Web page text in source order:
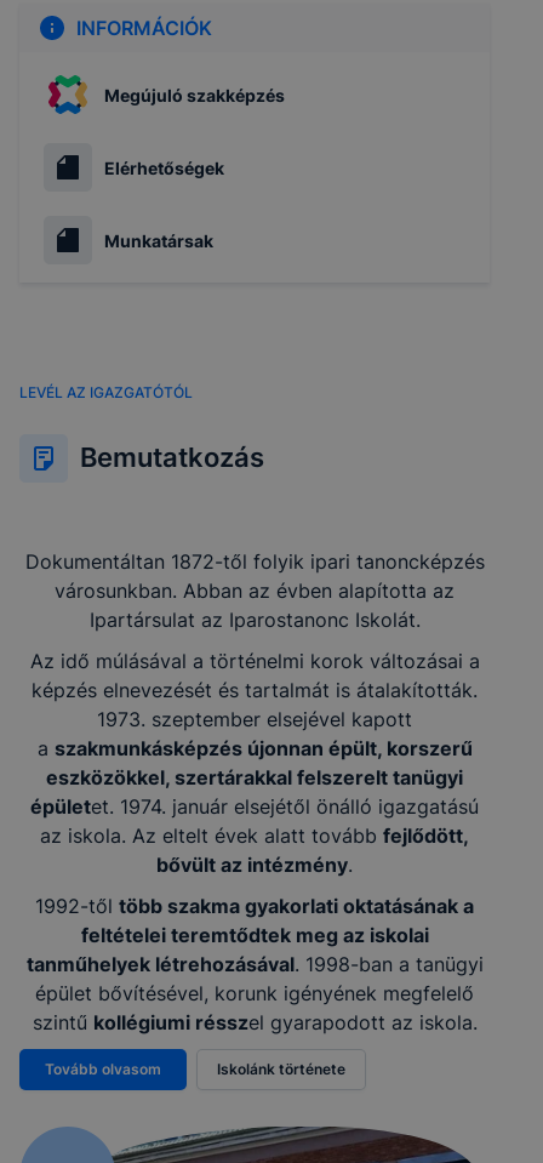
INFORMÁCIÓK
Megújuló szakképzés
Elérhetőségek
Munkatársak
LEVÉL AZ IGAZGATÓTÓL
Bemutatkozás
Dokumentáltan 1872-től folyik ipari tanoncképzés
városunkban. Abban az évben alapította az
Ipartársulat az Iparostanonc Iskolát.
Az idő múlásával a történelmi korok változásai a
képzés elnevezését és tartalmát is átalakították.
1973. szeptember elsejével kapott
a szakmunkásképzés újonnan épült, korszerű
eszközökkel, szertárakkal felszerelt tanügyi
épületet. 1974. január elsejétől önálló igazgatású
az iskola. Az eltelt évek alatt tovább fejlődött,
bővült az intézmény.
1992-től több szakma gyakorlati oktatásának a
feltételei teremtődtek meg az iskolai
tanműhelyek létrehozásával. 1998-ban a tanügyi
épület bővítésével, korunk igényének megfelelő
szintű kollégiumi résszel gyarapodott az iskola.
Tovább olvasom Iskolánk története